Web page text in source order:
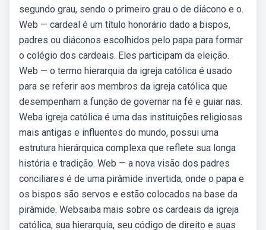
segundo grau, sendo o primeiro grau o de diácono e o.
Web — cardeal é um título honorário dado a bispos,
padres ou diáconos escolhidos pelo papa para formar
o colégio dos cardeais. Eles participam da eleição.
Web — o termo hierarquia da igreja católica é usado
para se referir aos membros da igreja católica que
desempenham a função de governar na fé e guiar nas.
Weba igreja católica é uma das instituições religiosas
mais antigas e influentes do mundo, possui uma
estrutura hierárquica complexa que reflete sua longa
história e tradição. Web — a nova visão dos padres
conciliares é de uma pirâmide invertida, onde o papa e
os bispos são servos e estão colocados na base da
pirâmide. Websaiba mais sobre os cardeais da igreja
católica, sua hierarquia, seu código de direito e suas